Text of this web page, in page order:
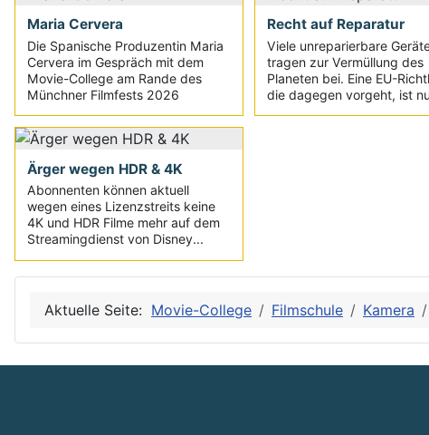
Maria Cervera
Die Spanische Produzentin Maria
Cervera im Gespräch mit dem
Movie-College am Rande des
Münchner Filmfests 2026
Recht auf Reparatur
Viele unreparierbare
tragen zur Vermüllung des
Planeten bei. Eine EU-
die dagegen vorgeht, ist
Ärger wegen HDR & 4K
Abonnenten können aktuell
wegen eines Lizenzstreits keine
4K und HDR Filme mehr auf dem
Streamingdienst von Disney...
Aktuelle Seite: Movie-College Filmschule Kamera